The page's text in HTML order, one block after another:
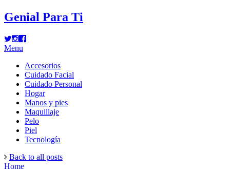
Genial Para Ti
Menu
Accesorios
Cuidado Facial
Cuidado Personal
Hogar
Manos y pies
Maquillaje
Pelo
Piel
Tecnología
Back to all posts
Home